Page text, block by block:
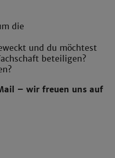
die
und du möchtest
beteiligen?
– wir freuen uns auf